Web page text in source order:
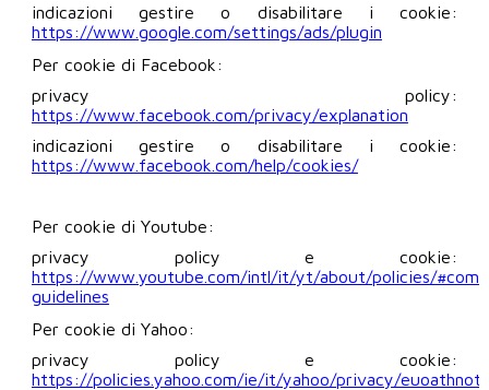
indicazioni gestire o disabilitare i cookie:
https://www.google.com/settings/ads/plugin
Per cookie di Facebook:
privacy policy:
https://www.facebook.com/privacy/explanation
indicazioni gestire o disabilitare i cookie:
https://www.facebook.com/help/cookies/
Per cookie di Youtube:
privacy policy e cookie:
https://www.youtube.com/intl/it/yt/about/policies/
guidelines
Per cookie di Yahoo:
privacy policy e cookie:
https://policies.yahoo.com/ie/it/yahoo/privacy/